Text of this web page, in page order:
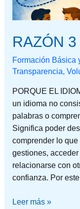
RAZÓN 3
Formación Básica
Transparencia,
PORQUE EL
un idioma no
palabras o
Significa poder
comprender lo
gestiones,
relacionarse con
confianza. Por
Leer más »